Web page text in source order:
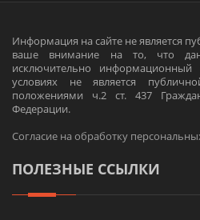
Информация на сайте не является
ваше внимание на то, что
исключительно
условиях не является
положениями ч.2 ст. 437
Федерации.
Согласие на обработку
ПОЛЕЗНЫЕ ССЫЛКИ